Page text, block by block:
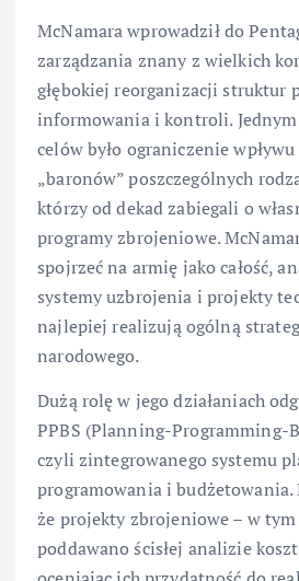
McNamara wprowadził do
zarządzania znany z wielkich
głębokiej reorganizacji struktur
informowania i kontroli. Jednym
celów było ograniczenie
„baronów” poszczególnych
którzy od dekad zabiegali o
programy zbrojeniowe.
spojrzeć na armię jako całość,
systemy uzbrojenia i projekty
najlepiej realizują ogólną
narodowego.
Dużą rolę w jego działaniach
PPBS (Planning-Programming-
czyli zintegrowanego systemu
programowania i budżetowania.
że projekty zbrojeniowe – w
poddawano ścisłej analizie